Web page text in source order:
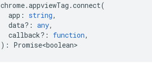
chrome.appviewTag .connect(
app : string,
data? : any,
callback? : function,
) : Promise<boolean>